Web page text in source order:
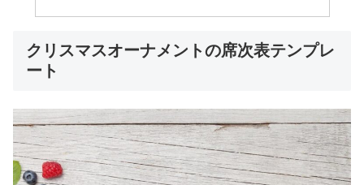
クリスマスオーナメントの席次表テンプレ
ート